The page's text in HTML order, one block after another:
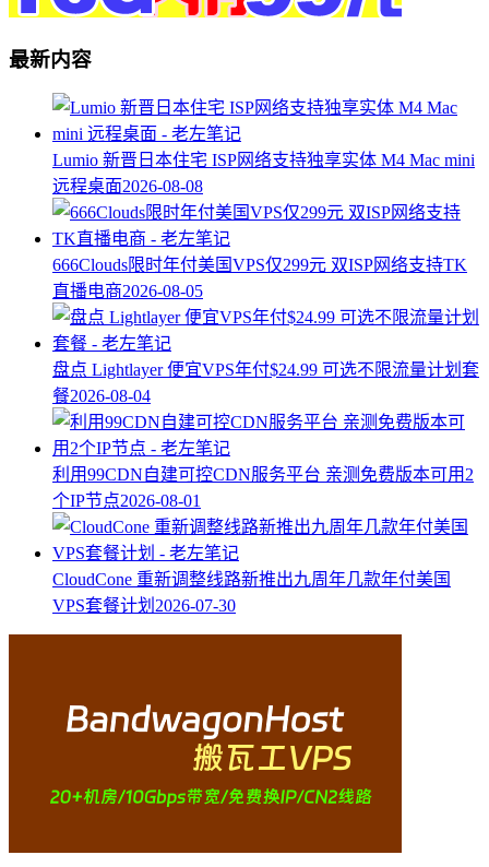
最新内容
Lumio 新晋日本住宅 ISP网络支持独享实体 M4 Mac mini
远程桌面2026-08-08
666Clouds限时年付美国VPS仅299元 双ISP网络支持TK
直播电商2026-08-05
盘点 Lightlayer 便宜VPS年付$24.99 可选不限流量计划套
餐2026-08-04
利用99CDN自建可控CDN服务平台 亲测免费版本可用2
个IP节点2026-08-01
CloudCone 重新调整线路新推出九周年几款年付美国
VPS套餐计划 2026-07-30